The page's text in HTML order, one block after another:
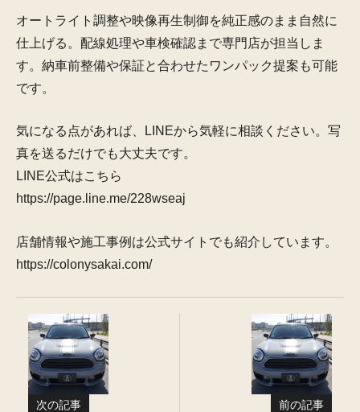
オートライト調整や映像再生制御を純正感のまま自然に
仕上げる。配線処理や車検確認まで専門店が担当しま
す。納車前整備や保証と合わせたワンパック提案も可能
です。
気になる点があれば、LINEから気軽に相談ください。写
真を送るだけでも大丈夫です。
LINE公式はこちら
https://page.line.me/228wseaj
店舗情報や施工事例は公式サイトでも紹介しています。
https://colonysakai.com/
次の記事
前の記事